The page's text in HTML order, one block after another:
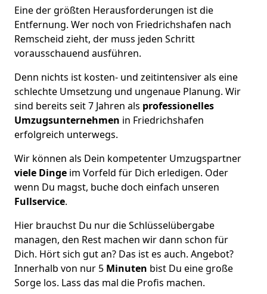
Eine der größten Herausforderungen ist die
Entfernung. Wer noch von Friedrichshafen nach
Remscheid zieht, der muss jeden Schritt
vorausschauend ausführen.
Denn nichts ist kosten- und zeitintensiver als eine
schlechte Umsetzung und ungenaue Planung. Wir
sind bereits seit 7 Jahren als professionelles
Umzugsunternehmen in Friedrichshafen
erfolgreich unterwegs.
Wir können als Dein kompetenter Umzugspartner
viele Dinge im Vorfeld für Dich erledigen. Oder
wenn Du magst, buche doch einfach unseren
Fullservice.
Hier brauchst Du nur die Schlüsselübergabe
managen, den Rest machen wir dann schon für
Dich. Hört sich gut an? Das ist es auch. Angebot?
Innerhalb von nur 5 Minuten bist Du eine große
Sorge los. Lass das mal die Profis machen.